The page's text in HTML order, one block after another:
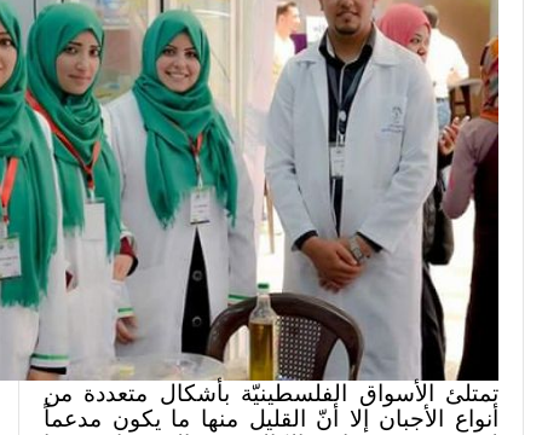
تمتلئ الأسواق الفلسطينيّة بأشكال متعددة من
أنواع الأجبان إلا أنّ القليل منها ما يكون مدعماً